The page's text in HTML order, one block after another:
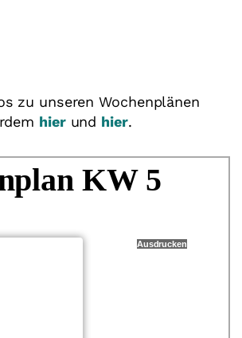
zu unseren Wochenplänen
hierund hier.
KW 5
Ausdrucken